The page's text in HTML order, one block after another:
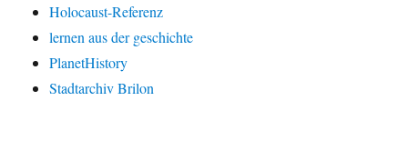
Holocaust-Referenz
lernen aus der geschichte
PlanetHistory
Stadtarchiv Brilon